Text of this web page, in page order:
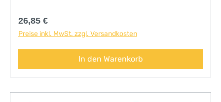
Regulärer Preis:
26,85 €
Preise inkl. MwSt. zzgl. Versandkosten
In den Warenkorb